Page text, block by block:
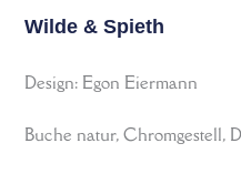
Wilde & Spieth
Design: Egon Eiermann
Buche natur, Chromgestell,